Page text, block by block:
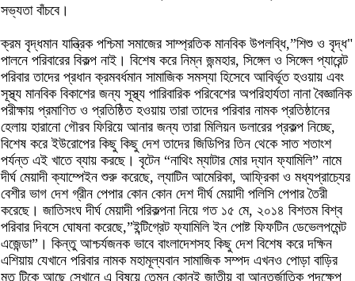
সভ্যতা বাঁচবে।
ক্রম বৃদ্ধমান যান্ত্রিক পশ্চিমা সমাজের সাম্প্রতিক মানবিক উপলব্ধি,”শিশু ও বৃদ্ধ"
পালনে পরিবারের বিকল্প নাই। বিশেষ করে নিম্ন জন্মহার, সিঙ্গেল ও সিঙ্গেল প্যারেন্ট
পরিবার তাদের প্রধান ক্রমবর্ধমান সামাজিক সমস্যা হিসেবে আবির্ভূত হওয়ায় এবং
সূস্থ্য মানবিক বিকাশের জন্য সূস্থ্য পারিবারিক পরিবেশের অপরিহার্যতা নানা বৈজ্ঞানিক
পরীক্ষায় প্রমাণিত ও প্রতিষ্ঠিত হওয়ায় তারা তাদের পরিবার নামক প্রতিষ্ঠানের
হেলায় হারানো গৌরব ফিরিয়ে আনার জন্য তারা মিলিয়ন ডলারের প্রকল্প নিচ্ছে,
বিশেষ করে ইউরোপের কিছু কিছু দেশ তাদের জিডিপির তিন থেকে সাত শতাংশ
পর্যন্ত এই খাতে ব্যায় করছে। বৃটেন “নাথিং ম্যাটার মোর দ্যান ফ্যামিলি” নামে
দীর্ঘ মেয়াদী ক্যাম্পেইন শুরু করেছে, ল্যাটিন আমেরিকা, আফ্রিকা ও মধ্যপ্রাচ্যের
বেশীর ভাগ দেশ গ্রীন পেপার কোন কোন দেশ দীর্ঘ মেয়াদী পলিসি পেপার তৈরী
করেছে। জাতিসংঘ দীর্ঘ মেয়াদী পরিকল্পনা নিয়ে গত ১৫ মে, ২০১৪ বিশতম বিশ্ব
পরিবার দিবসে ঘোষনা করেছে,”ইন্টিগ্রেট ফ্যামিলি ইন পোষ্ট ফিফটিন ডেভেলপমেন্ট
এজেন্ডা”। কিন্তু আশ্চর্যজনক ভাবে বাংলাদেশসহ কিছু দেশ বিশেষ করে দক্ষিন
এশিয়ায় যেখানে পরিবার নামক মহামূল্যবান সামাজিক সম্পদ এখনও পোড়া বাড়ির
মত টিকে আছে সেখানে এ বিষয়ে তেমন কোনই জাতীয় বা আন্তর্জাতিক পদক্ষেপ